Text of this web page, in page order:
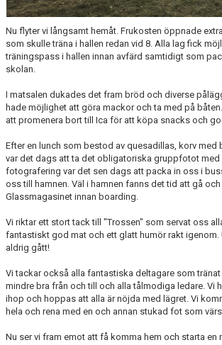
Nu flyter vi långsamt hemåt. Frukosten öppnade
som skulle träna i hallen redan vid 8. Alla lag fick
träningspass i hallen innan avfärd samtidigt som
skolan.
I matsalen dukades det fram bröd och diverse
hade möjlighet att göra mackor och ta med på
att promenera bort till Ica för att köpa snacks och
Efter en lunch som bestod av quesadillas, korv med
var det dags att ta det obligatoriska gruppfotot med
fotografering var det sen dags att packa in oss i
oss till hamnen. Väl i hamnen fanns det tid att gå
Glassmagasinet innan boarding.
Vi riktar ett stort tack till "Trossen" som servat oss
fantastiskt god mat och ett glatt humör rakt igenom.
aldrig gått!
Vi tackar också alla fantastiska deltagare som tränat
mindre bra från och till och alla tålmodiga ledare. Vi
ihop och hoppas att alla är nöjda med lägret. Vi
hela och rena med en och annan stukad fot som
Nu ser vi fram emot att få komma hem och starta en